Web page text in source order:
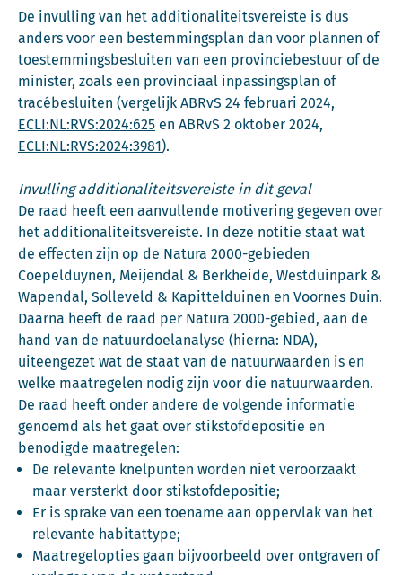
De invulling van het additionaliteitsvereiste is dus
anders voor een bestemmingsplan dan voor plannen of
toestemmingsbesluiten van een provinciebestuur of de
minister, zoals een provinciaal inpassingsplan of
tracébesluiten (vergelijk ABRvS 24 februari 2024,
ECLI:NL:RVS:2024:625 en ABRvS 2 oktober 2024,
ECLI:NL:RVS:2024:3981).
Invulling additionaliteitsvereiste in dit geval
De raad heeft een aanvullende motivering gegeven over
het additionaliteitsvereiste. In deze notitie staat wat
de effecten zijn op de Natura 2000-gebieden
Coepelduynen, Meijendal & Berkheide, Westduinpark &
Wapendal, Solleveld & Kapittelduinen en Voornes Duin.
Daarna heeft de raad per Natura 2000-gebied, aan de
hand van de natuurdoelanalyse (hierna: NDA),
uiteengezet wat de staat van de natuurwaarden is en
welke maatregelen nodig zijn voor die natuurwaarden.
De raad heeft onder andere de volgende informatie
genoemd als het gaat over stikstofdepositie en
benodigde maatregelen:
De relevante knelpunten worden niet veroorzaakt
maar versterkt door stikstofdepositie;
Er is sprake van een toename aan oppervlak van het
relevante habitattype;
Maatregelopties gaan bijvoorbeeld over ontgraven of